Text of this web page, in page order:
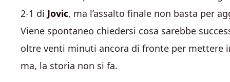
2-1 di Jovic, ma l’assalto finale non basta per
Viene spontaneo chiedersi cosa sarebbe
oltre venti minuti ancora di fronte per mettere
ma, la storia non si fa.